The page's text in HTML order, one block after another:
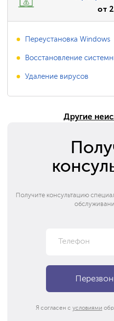
от
Переустановка Windows
Восстановление
Удаление вирусов
Другие
Получите консультацию
Я согласен с условиями